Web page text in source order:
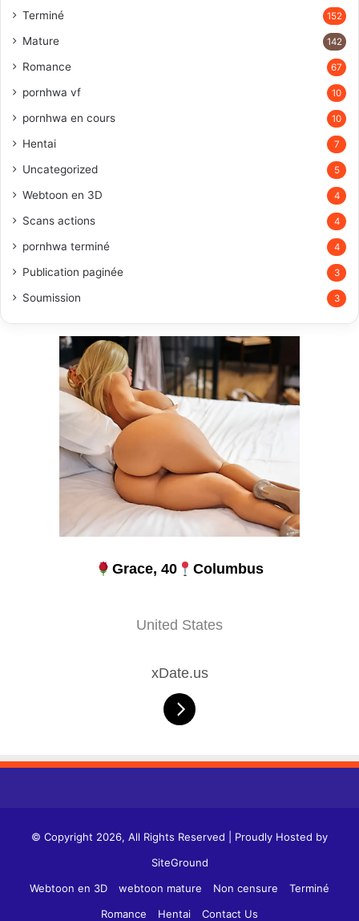
Terminé 152
Mature 142
Romance 67
pornhwa vf 10
pornhwa en cours 10
Hentai 7
Uncategorized 5
Webtoon en 3D 4
Scans actions 4
pornhwa terminé 4
Publication paginée 3
Soumission 3
Grace, 40 Columbus
United States
xDate.us
© Copyright 2026, All Rights Reserved | Proudly Hosted by
SiteGround
Webtoon en 3D
webtoon mature Non censure
Terminé
Romance
Hentai Contact Us